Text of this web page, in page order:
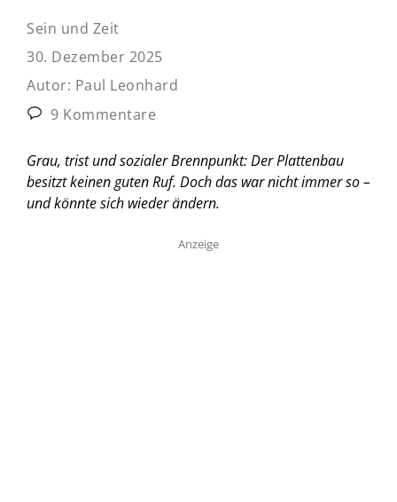
Sein und Zeit
30. Dezember 2025
Autor: Paul Leonhard
9 Kommentare
Grau, trist und sozialer Brennpunkt: Der Plattenbau
besitzt keinen guten Ruf. Doch das war nicht immer so –
und könnte sich wieder ändern.
Anzeige